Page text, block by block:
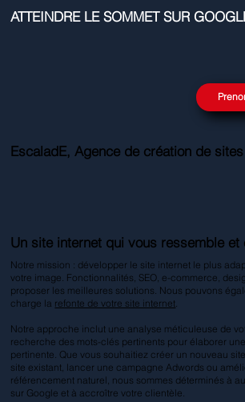
ATTEINDRE LE SOMMET SUR
Notre mission : développer le site internet le plus
votre image. Fonctionnalités, SEO, e-commerce,
proposer les meilleures solutions. Nous pouvons
charge la refonte de votre site internet
Notre approche inclut une analyse méticuleuse de
recherche des mots-clés pertinents pour élaborer
pertinente. Que vous souhaitiez créer un nouveau
site existant, lancer une campagne Adwords ou
référencement naturel, nous sommes déterminés à
sur Google et à accroître votre clientèle.
Un site internet qui vous ressemble
EscaladE, Agence de création de